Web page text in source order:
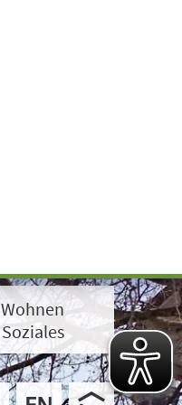
Wohnen
Soziales